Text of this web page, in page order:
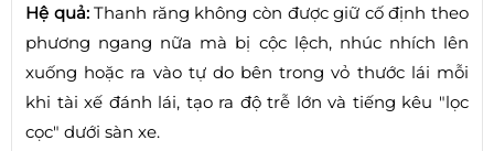
Hệ quả:Thanh răng không còn được giữ cố định theo
phương ngang nữa mà bị cộc lệch, nhúc nhích lên
xuống hoặc ra vào tự do bên trong vỏ thước lái mỗi
khi tài xế đánh lái, tạo ra độ trễ lớn và tiếng kêu "lọc
cọc" dưới sàn xe.